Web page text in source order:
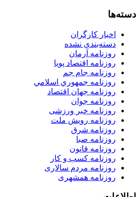
دسته‌ها
اخبار کارگران
دسته‌بندی نشده
روزنامه آرمان
روزنامه اقتصاد پویا
روزنامه جام جم
روزنامه جمهوري اسلامي
روزنامه جهان اقتصاد
روزنامه جوان
روزنامه خبر ورزشى
روزنامه رویش ملت
روزنامه شرق
روزنامه صبا
روزنامه قانون
روزنامه كسب و كار
روزنامه مردم سالاری
روزنامه همشهری